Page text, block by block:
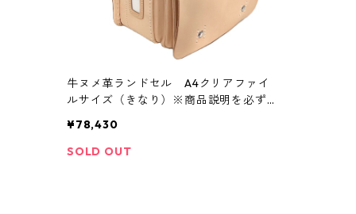
牛ヌメ革ランドセル A4クリアファイ
ルサイズ（きなり）※商品説明を必ずお
¥78,430
SOLD OUT